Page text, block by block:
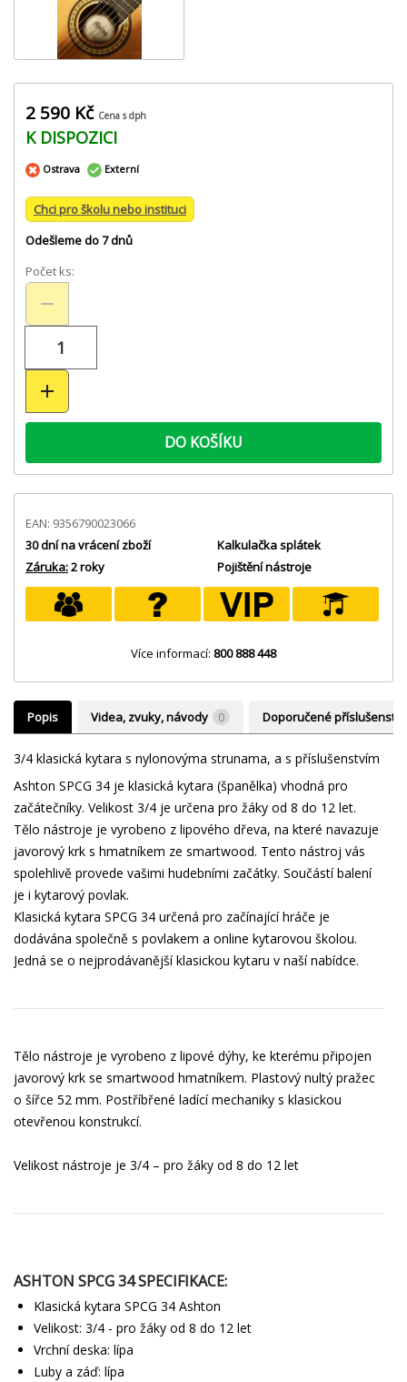
2 590 Kč Cena s dph
K DISPOZICI
Ostrava Externí
Chci pro školu nebo instituci
Odešleme do 7 dnů
Počet ks:
DO KOŠÍKU
EAN: 9356790023066
30 dní na vrácení zboží
Záruka:2 roky
Kalkulačka splátek
Pojištění nástroje
Více informací: 800 888 448
Popis Videa, zvuky, návody 0 Doporučené příslušenství
3/4 klasická kytara s nylonovýma strunama, a s příslušenstvím
Ashton SPCG 34 je klasická kytara (španělka) vhodná pro
začátečníky. Velikost 3/4 je určena pro žáky od 8 do 12 let.
Tělo nástroje je vyrobeno z lipového dřeva, na které navazuje
javorový krk s hmatníkem ze smartwood. Tento nástroj vás
spolehlivě provede vašimi hudebními začátky. Součástí balení
je i kytarový povlak.
Klasická kytara SPCG 34 určená pro začínající hráče je
dodávána společně s povlakem a online kytarovou školou.
Jedná se o nejprodávanější klasickou kytaru v naší nabídce.
Tělo nástroje je vyrobeno z lipové dýhy, ke kterému připojen
javorový krk se smartwood hmatníkem. Plastový nultý pražec
o šířce 52 mm. Postříbřené ladící mechaniky s klasickou
otevřenou konstrukcí.
Velikost nástroje je 3/4 – pro žáky od 8 do 12 let
ASHTON SPCG 34 SPECIFIKACE:
Klasická kytara SPCG 34 Ashton
Velikost: 3/4 - pro žáky od 8 do 12 let
Vrchní deska: lípa
Luby a záď: lípa